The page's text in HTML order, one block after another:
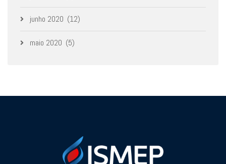
junho 2020 (12)
maio 2020 (5)